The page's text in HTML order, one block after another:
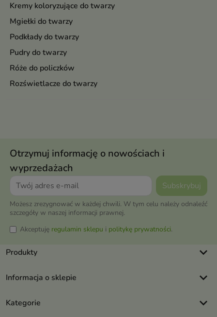
Kremy koloryzujące do twarzy
Mgiełki do twarzy
Podkłady do twarzy
Pudry do twarzy
Róże do policzków
Rozświetlacze do twarzy
Otrzymuj informację o nowościach i
wyprzedażach
Możesz zrezygnować w każdej chwili. W tym celu należy odnaleźć
szczegóły w naszej informacji prawnej.
Akceptuję regulamin sklepu i politykę prywatności.
Produkty keyboard_arrow_down
Informacja o sklepie keyboard_arrow_down
Kategorie keyboard_arrow_down